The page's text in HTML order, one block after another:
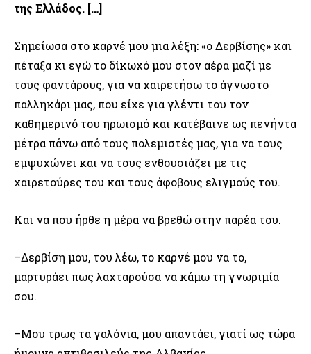
της Ελλάδος. […]
Σημείωσα στο καρνέ μου μια λέξη: «ο Δερβίσης» και
πέταξα κι εγώ το δίκωχό μου στον αέρα μαζί με
τους φαντάρους, για να χαιρετήσω το άγνωστο
παλληκάρι μας, που είχε για γλέντι του τον
καθημερινό του ηρωισμό και κατέβαινε ως πενήντα
μέτρα πάνω από τους πολεμιστές μας, για να τους
εμψυχώνει και να τους ενθουσιάζει με τις
χαιρετούρες του και τους άφοβους ελιγμούς του.
Και να που ήρθε η μέρα να βρεθώ στην παρέα του.
–Δερβίση μου, του λέω, το καρνέ μου να το,
μαρτυράει πως λαχταρούσα να κάμω τη γνωριμία
σου.
–Μου τρως τα γαλόνια, μου απαντάει, γιατί ως τώρα